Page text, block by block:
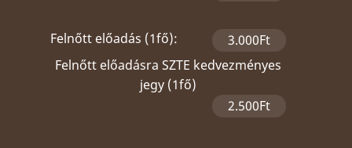
Felnőtt előadás (1fő):
3.000Ft
Felnőtt előadásra SZTE kedvezményes
jegy (1fő)
2.500Ft